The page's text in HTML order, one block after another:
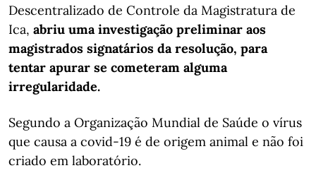
Descentralizado de Controle da Magistratura de
Ica, abriu uma investigação preliminar aos
magistrados signatários da resolução, para
tentar apurar se cometeram alguma
irregularidade.
Segundo a Organização Mundial de Saúde o vírus
que causa a covid-19 é de origem animal e não foi
criado em laboratório.